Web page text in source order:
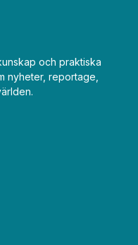
och praktiska
nyheter, reportage,